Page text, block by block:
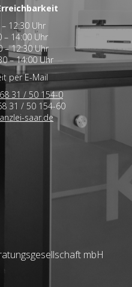
12:30 Uhr
– 14:00 Uhr
– 12:30 Uhr
– 14:00 Uhr
per E-Mail
31 / 50 154-0
31 / 50 154-60
saar.de
mbH